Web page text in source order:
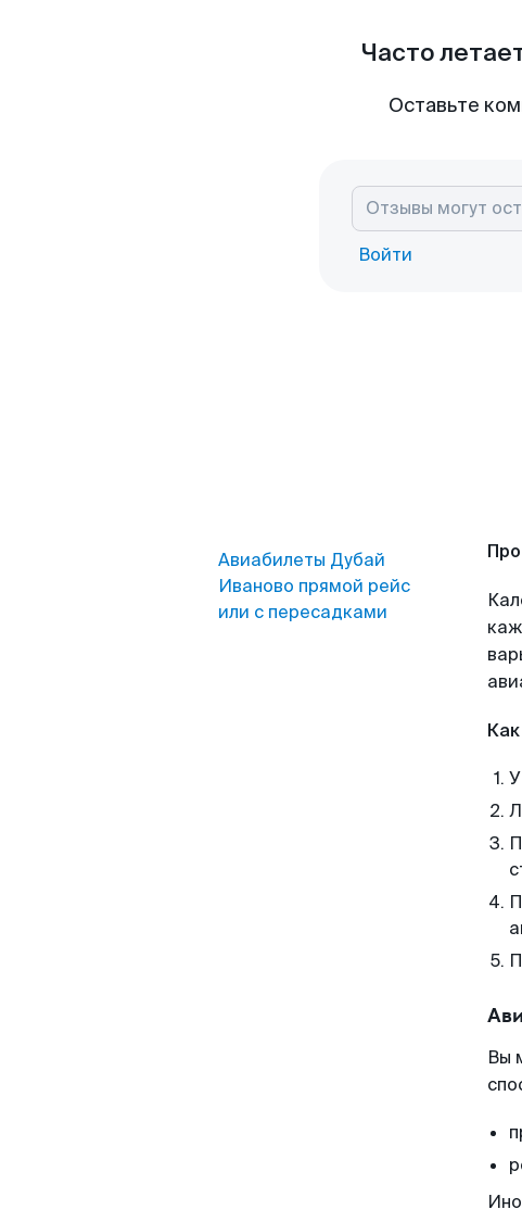
Часто
Оставьте
Войти
Авиабилеты Дубай
Иваново прямой рейс
или с пересадками
Вы